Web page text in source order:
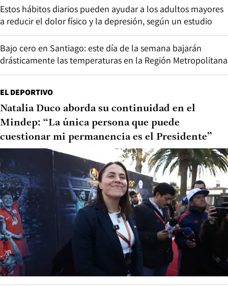
Estos hábitos diarios pueden ayudar a los adultos mayores
a reducir el dolor físico y la depresión, según un estudio
Bajo cero en Santiago: este día de la semana bajarán
drásticamente las temperaturas en la Región Metropolitana
EL DEPORTIVO
Natalia Duco aborda su continuidad en el
Mindep: “La única persona que puede
cuestionar mi permanencia es el Presidente”